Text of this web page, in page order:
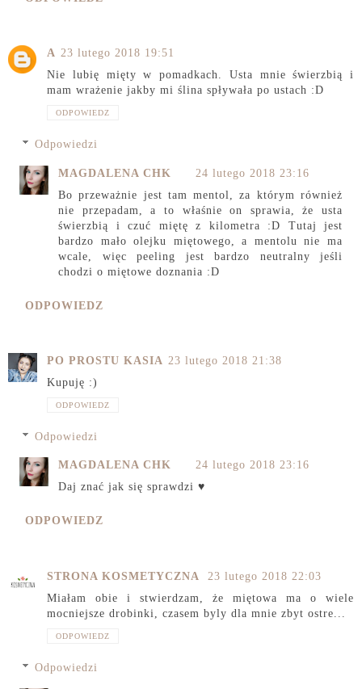
A 23 lutego 2018 19:51
Nie lubię mięty w pomadkach. Usta mnie świerzbią i
mam wrażenie jakby mi ślina spływała po ustach :D
ODPOWIEDZ
Odpowiedzi
MAGDALENA CHK
24 lutego 2018 23:16
Bo przeważnie jest tam mentol, za którym również
nie przepadam, a to właśnie on sprawia, że usta
świerzbią i czuć miętę z kilometra :D Tutaj jest
bardzo mało olejku miętowego, a mentolu nie ma
wcale, więc peeling jest bardzo neutralny jeśli
chodzi o miętowe doznania :D
ODPOWIEDZ
PO PROSTU KASIA 23 lutego 2018 21:38
Kupuję :)
ODPOWIEDZ
Odpowiedzi
MAGDALENA CHK
24 lutego 2018 23:16
Daj znać jak się sprawdzi ♥
ODPOWIEDZ
STRONA KOSMETYCZNA
23 lutego 2018 22:03
Miałam obie i stwierdzam, że miętowa ma o wiele
mocniejsze drobinki, czasem byly dla mnie zbyt ostre...
ODPOWIEDZ
Odpowiedzi